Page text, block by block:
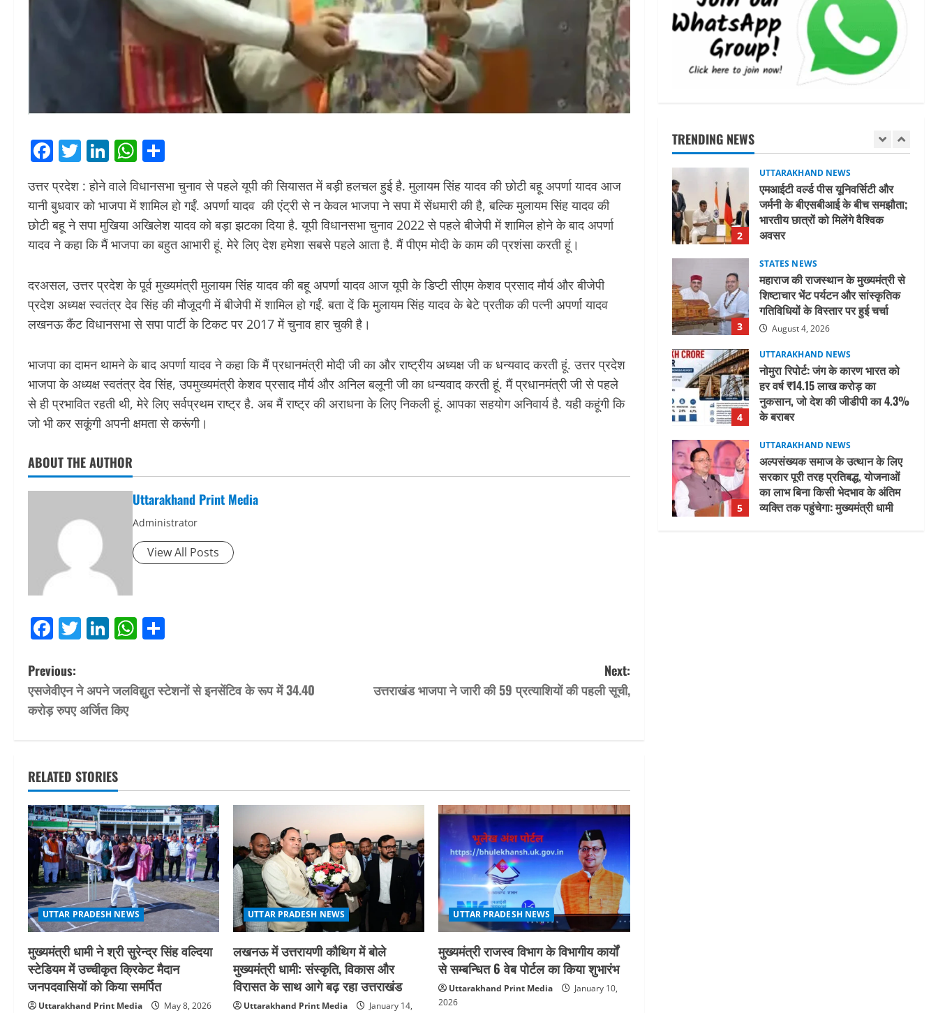
Facebook
Twitter
LinkedIn
WhatsApp
उत्तर प्रदेश : होने वाले विधानसभा चुनाव से पहले यूपी की सियासत में बड़ी हलचल हुई है. मुलायम सिंह यादव की छोटी बहू अपर्णा यादव आज
यानी बुधवार को भाजपा में शामिल हो गईं. अपर्णा यादव की एंट्री से न केवल भाजपा ने सपा में सेंधमारी की है, बल्कि मुलायम सिंह यादव की
छोटी बहू ने सपा मुखिया अखिलेश यादव को बड़ा झटका दिया है. यूपी विधानसभा चुनाव 2022 से पहले बीजेपी में शामिल होने के बाद अपर्णा
यादव ने कहा कि मैं भाजपा का बहुत आभारी हूं. मेरे लिए देश हमेशा सबसे पहले आता है. मैं पीएम मोदी के काम की प्रशंसा करती हूं।
दरअसल, उत्तर प्रदेश के पूर्व मुख्यमंत्री मुलायम सिंह यादव की बहू अपर्णा यादव आज यूपी के डिप्टी सीएम केशव प्रसाद मौर्य और बीजेपी
प्रदेश अध्यक्ष स्वतंत्र देव सिंह की मौजूदगी में बीजेपी में शामिल हो गईं. बता दें कि मुलायम सिंह यादव के बेटे प्रतीक की पत्नी अपर्णा यादव
लखनऊ कैंट विधानसभा से सपा पार्टी के टिकट पर 2017 में चुनाव हार चुकी है।
भाजपा का दामन थामने के बाद अपर्णा यादव ने कहा कि मैं प्रधानमंत्री मोदी जी का और राष्ट्रीय अध्यक्ष जी क धन्यवाद करती हूं. उत्तर प्रदेश
भाजपा के अध्यक्ष स्वतंत्र देव सिंह, उपमुख्यमंत्री केशव प्रसाद मौर्य और अनिल बलूनी जी का धन्यवाद करती हूं. मैं प्रधानमंत्री जी से पहले
से ही प्रभावित रहती थी, मेरे लिए सर्वप्रथम राष्ट्र है. अब मैं राष्ट्र की अराधना के लिए निकली हूं. आपका सहयोग अनिवार्य है. यही कहूंगी कि
जो भी कर सकूंगी अपनी क्षमता से करूंगी।
ABOUT THE AUTHOR
Uttarakhand Print Media
Administrator
View All Posts
Facebook
Twitter
LinkedIn
WhatsApp
P
o
n
a
v
i
g
a
t
i
Previous:
एसजेवीएन ने अपने जलविद्युत स्‍टेशनों से इनसेंटिव के रूप में 34.40
करोड़ रुपए अर्जित किए
Next:
उत्तराखंड भाजपा ने जारी की 59 प्रत्याशियों की पहली सूची,
RELATED STORIES
UTTAR PRADESH NEWS
मुख्यमंत्री धामी ने श्री सुरेन्द्र सिंह वल्दिया
स्टेडियम में उच्चीकृत क्रिकेट मैदान
जनपदवासियों को किया समर्पित
Uttarakhand Print Media May 8, 2026
UTTAR PRADESH NEWS
लखनऊ में उत्तरायणी कौथिग में बोले
मुख्यमंत्री धामी: संस्कृति, विकास और
विरासत के साथ आगे बढ़ रहा उत्तराखंड
Uttarakhand Print Media
January 14,
UTTAR PRADESH NEWS
मुख्यमंत्री राजस्व विभाग के विभागीय कार्यों
से सम्बन्धित 6 वेब पोर्टल का किया शुभारंभ
Uttarakhand Print Media
January 10,
2026
TRENDING NEWS
5
अल्पसंख्यक समाज के उत्थान के लिए
सरकार पूरी तरह प्रतिबद्ध, योजनाओं
का लाभ बिना किसी भेदभाव के अंतिम
व्यक्ति तक पहुंचेगा: मुख्यमंत्री धामी
August 2, 2026
1
UTTARAKHAND NEWS
2
UTTARAKHAND NEWS
एमआईटी वर्ल्ड पीस यूनिवर्सिटी और
जर्मनी के बीएसबीआई के बीच समझौता;
भारतीय छात्रों को मिलेंगे वैश्विक
अवसर
3
STATES NEWS
महाराज की राजस्थान के मुख्यमंत्री से
शिष्टाचार भेंट पर्यटन और सांस्कृतिक
गतिविधियों के विस्तार पर हुई चर्चा
August 4, 2026
4
UTTARAKHAND NEWS
नोमुरा रिपोर्ट: जंग के कारण भारत को
हर वर्ष ₹14.15 लाख करोड़ का
नुकसान, जो देश की जीडीपी का 4.3%
के बराबर
5
UTTARAKHAND NEWS
अल्पसंख्यक समाज के उत्थान के लिए
सरकार पूरी तरह प्रतिबद्ध, योजनाओं
का लाभ बिना किसी भेदभाव के अंतिम
व्यक्ति तक पहुंचेगा: मुख्यमंत्री धामी